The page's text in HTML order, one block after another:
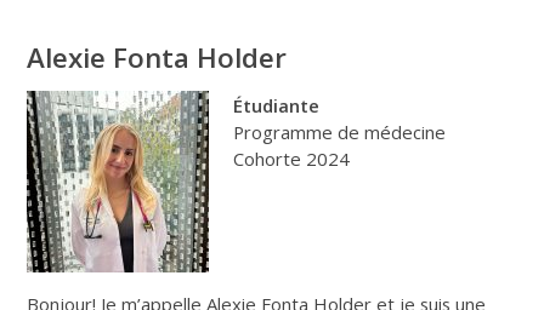
Alexie Fonta Holder
Étudiante
Programme de médecine
Cohorte 2024
Bonjour! Je m’appelle Alexie Fonta Holder et je suis une